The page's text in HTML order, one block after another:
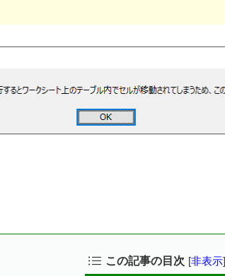
この記事の目次 [非表示]